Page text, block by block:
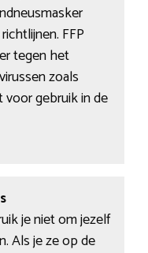
FFP
tegen het
zoals
voor gebruik in de
je niet om jezelf
Als je ze op de